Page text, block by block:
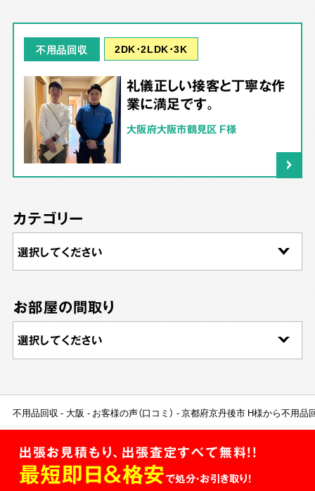
不用品回収 2DK･2LDK･3K
礼儀正しい接客と丁寧な作
業に満足です。
大阪府大阪市鶴見区 F様
カテゴリー
お部屋の間取り
不用品回収 大阪 お客様の声（口コミ） 京都府京丹後市 H様から不用品
出張お見積もり、出張査定すべて無料!!
最短即日＆格安で処分・お引き取り！